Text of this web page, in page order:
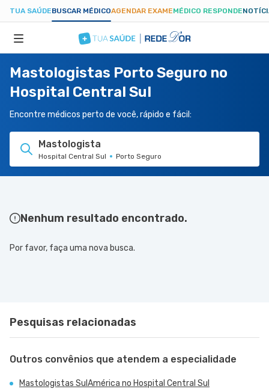
TUA SAÚDEBUSCAR MÉDICOAGENDAR EXAMEMÉDICO RESPONDE
ESPECIALIDADES
HOSPITAIS
TUASAUDE.COM
Mastologistas Porto Seguro no
Hospital Central Sul
Encontre médicos perto de você, rápido e fácil:
Mastologista
Hospital Central Sul Porto Seguro
Nenhum resultado encontrado.
Por favor, faça uma nova busca.
Pesquisas relacionadas
Outros convênios que atendem a especialidade
Mastologistas SulAmérica no Hospital Central Sul